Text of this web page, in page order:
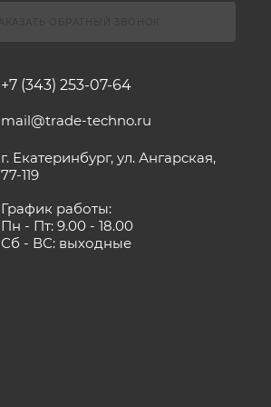
+7 (343) 253-07-64
mail@trade-techno.ru
г. Екатеринбург, ул. Ангарская,
77-119
График работы:
Пн - Пт: 9.00 - 18.00
Сб - ВС: выходные